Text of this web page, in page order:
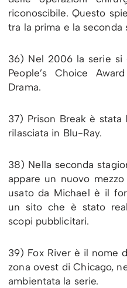
riconoscibile. Questo
tra la prima e la seconda
36) Nel 2006 la serie si
People’s Choice
Drama.
37) Prison Break è stata
rilasciata in Blu-Ray.
38) Nella seconda
appare un nuovo
usato da Michael è il
un sito che è stato
scopi pubblicitari.
39) Fox River è il nome
zona ovest di Chicago,
ambientata la serie.